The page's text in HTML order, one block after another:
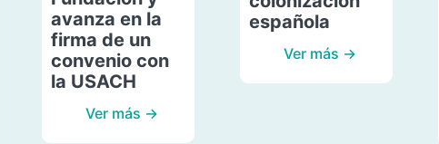
avanza en la
firma de un
convenio con
la USACH
Ver más →
española
Ver más →